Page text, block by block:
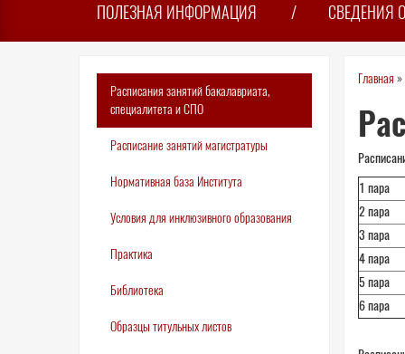
ПОЛЕЗНАЯ ИНФОРМАЦИЯ
СВЕДЕНИЯ
Расписания занятий бакалавриата,
специалитета и СПО
Расписание занятий магистратуры
Нормативная база Института
Условия для инклюзивного образования
Практика
Библиотека
Образцы титульных листов
Вы
Главная »
1 пара
2 пара
3 пара
4 пара
5 пара
6 пара